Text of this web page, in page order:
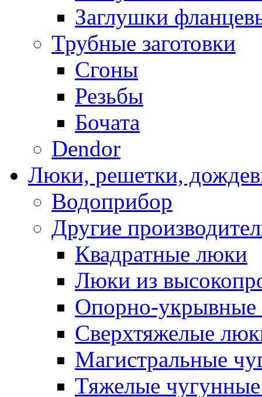
Заглушки
Трубные заготовки
Cгоны
Резьбы
Бочата
Dendor
Люки, решетки,
Водоприбор
Другие
Квадратные люки
Люки из
Опорно-укрывные
Сверхтяжелые
Магистральные
Тяжелые